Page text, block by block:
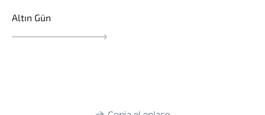
Altın Gün